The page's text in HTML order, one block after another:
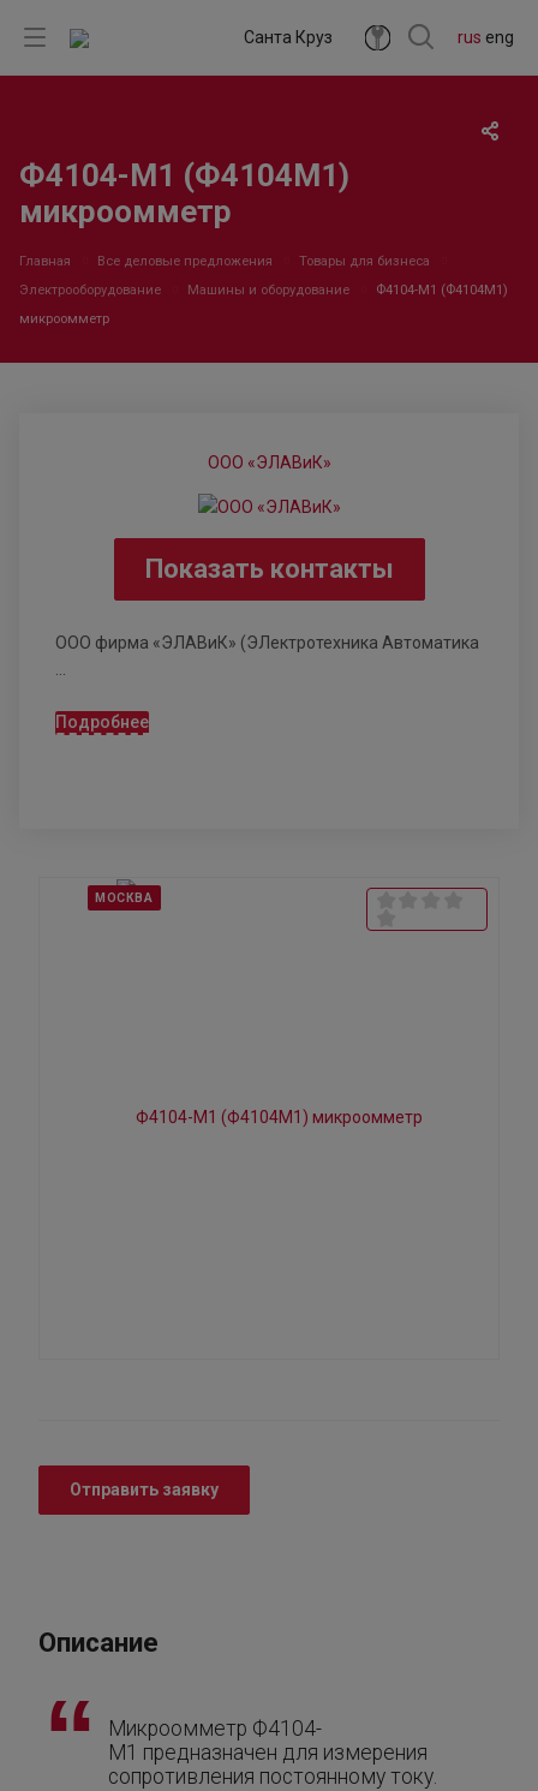
rus eng
Санта Круз
Ф4104-М1 (Ф4104М1)
микроомметр
Главная Все деловые предложения
Товары для бизнеса
Электрооборудование
Машины и оборудование
Ф4104-М1 (Ф4104М1)
микроомметр
ООО «ЭЛАВиК»
Показать контакты
ООО фирма «ЭЛАВиК» (ЭЛектротехника Автоматика
Подробнее
МОСКВА
Отправить заявку
Описание
Микроомметр Ф4104-
М1 предназначен для измерения
сопротивления постоянному току.